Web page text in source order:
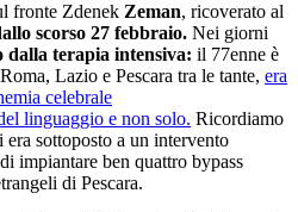
fronte Zdenek Zeman, ricoverato al
scorso 27 febbraio. Nei giorni
dalla terapia intensiva: il 77enne è
Lazio e Pescara tra le tante, era
celebrale
linguaggio e non solo. Ricordiamo
sottoposto a un intervento
impiantare ben quattro bypass
di Pescara.